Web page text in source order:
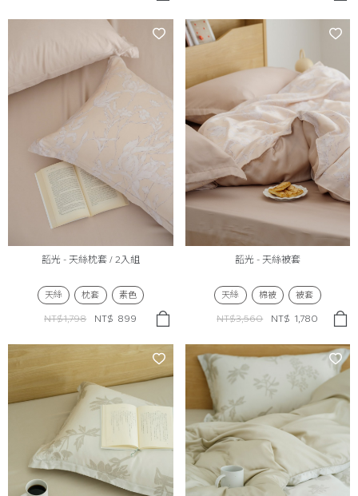
韶光 - 天絲枕套 / 2入組
天絲 枕套 素色
NT$1,798 NT$ 899
韶光 - 天絲被套
天絲 棉被 被套
NT$3,560 NT$ 1,780